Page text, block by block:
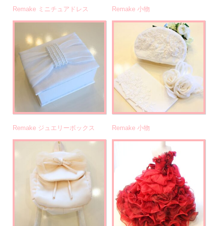
Remake ミニチュアドレス Remake 小物
Remake ジュエリーボックス Remake 小物